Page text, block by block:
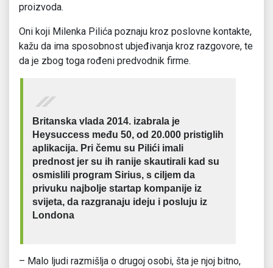
proizvoda.
Oni koji Milenka Pilića poznaju kroz poslovne kontakte,
kažu da ima sposobnost ubjeđivanja kroz razgovore, te
da je zbog toga rođeni predvodnik firme.
Britanska vlada 2014. izabrala je
Heysuccess među 50, od 20.000 pristiglih
aplikacija. Pri čemu su Pilići imali
prednost jer su ih ranije skautirali kad su
osmislili program Sirius, s ciljem da
privuku najbolje startap kompanije iz
svijeta, da razgranaju ideju i posluju iz
Londona
– Malo ljudi razmišlja o drugoj osobi, šta je njoj bitno,